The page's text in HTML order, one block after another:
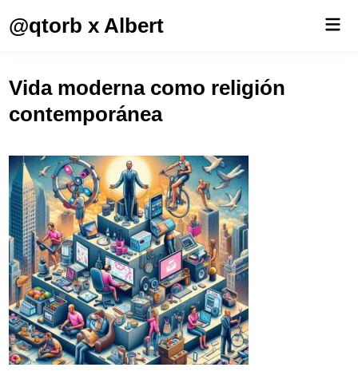
@qtorb x Albert
Vida moderna como religión
contemporánea